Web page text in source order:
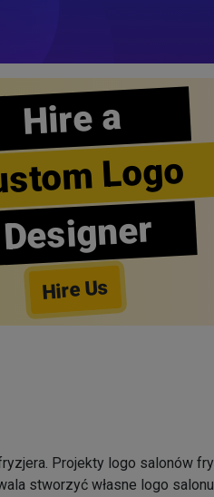
Hire a
Logo
Designer
Hire Us
Projekty logo salonów
stworzyć własne logo